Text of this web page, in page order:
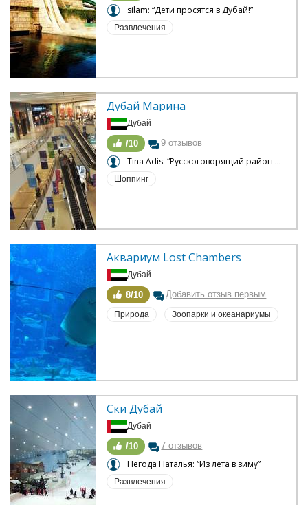
silam: “Дети просятся в Дубай!”
Развлечения
Дубай Марина
Дубай
/10 9 отзывов
Tina Adis: “Русскоговорящий район Дубаи”
Шоппинг
Аквариум Lost Chambers
Дубай
8/10 Добавить отзыв первым
Природа Зоопарки и океанариумы
Ски Дубай
Дубай
/10 7 отзывов
Негода Наталья: “Из лета в зиму”
Развлечения